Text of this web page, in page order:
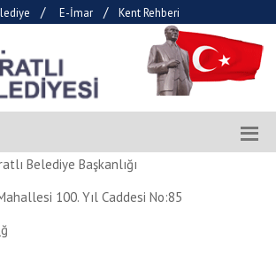
/ E-İmar / Kent Rehberi
Belediye Başkanlığı
100. Yıl Caddesi No:85